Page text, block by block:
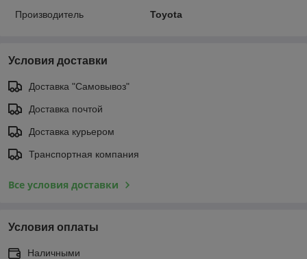
Производитель
Toyota
Условия доставки
Доставка "Самовывоз"
Доставка почтой
Доставка курьером
Транспортная компания
Все условия доставки
Условия оплаты
Наличными